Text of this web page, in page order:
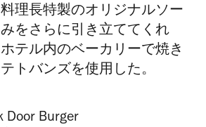
理長特製のオリジナルソー
をさらに引き立ててくれ
テル内のベーカリーで焼き
トバンズを使用した。